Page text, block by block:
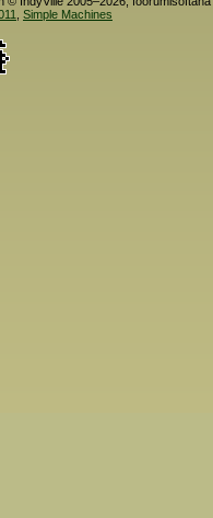
Simple Machines